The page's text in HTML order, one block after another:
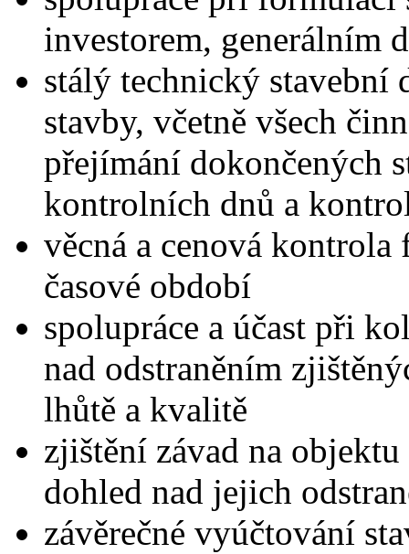
investorem, generálním
stálý technický stavební
stavby, včetně všech
přejímání dokončených
kontrolních dnů a
věcná a cenová
časové období
spolupráce a účast při
nad odstraněním
lhůtě a kvalitě
zjištění závad na
dohled nad jejich
závěrečné vyúčtování